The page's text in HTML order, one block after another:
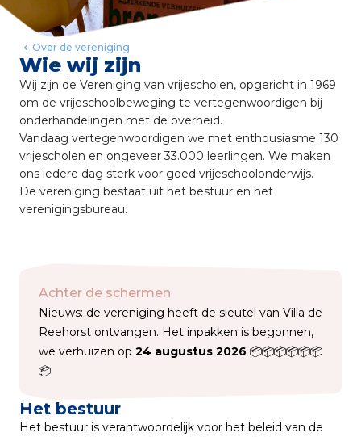
Over de vereniging
Wie wij zijn
Wij zijn de Vereniging van vrijescholen, opgericht in 1969
om de vrijeschoolbeweging te vertegenwoordigen bij
onderhandelingen met de overheid.
Vandaag vertegenwoordigen we met enthousiasme 130
vrijescholen en ongeveer 33.000 leerlingen. We maken
ons iedere dag sterk voor goed vrijeschoolonderwijs.
De vereniging bestaat uit het bestuur en het
verenigingsbureau.
Achter de schermen
Nieuws: de vereniging heeft de sleutel van Villa de
Reehorst ontvangen. Het inpakken is begonnen,
we verhuizen op 24 augustus 2026 📦📦📦📦📦📦
📦
Het bestuur
Het bestuur is verantwoordelijk voor het beleid van de